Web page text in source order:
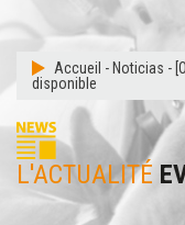
Accueil - Noticias -
disponible
L'ACTUALITÉ